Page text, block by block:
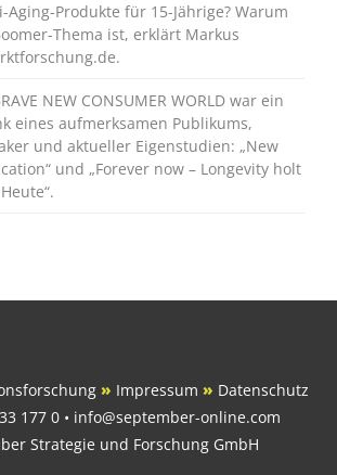
Aging-Produkte für 15-Jährige? Warum
Thema ist, erklärt Markus
NEW CONSUMER WORLD war ein
eines aufmerksamen Publikums,
und aktueller Eigenstudien: „New
und „Forever now – Longevity holt
» Impressum » Datenschutz
177 0 • info@september-online.com
Strategie und Forschung GmbH